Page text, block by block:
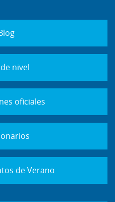
nivel
oficiales
de Verano